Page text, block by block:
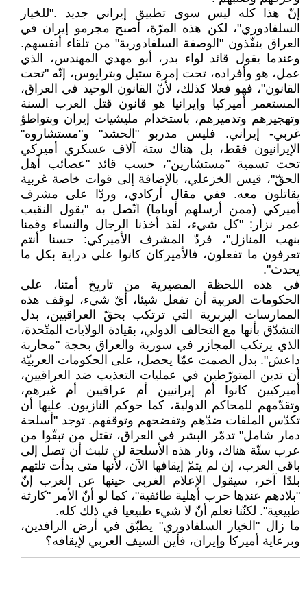
إنّ هذا كله ليس سوى تطبيق إيراني جديد ."للخيار
السلفادوري"، لكن هذه المرّة، أصبح مجرمو إيران في
العراق ينفّذون "الوصفة السلفادورية" من تلقاء أنفسهم.
وعندما يقول قائد لواء بدر، أبو مهدي المهندس، الذي
عمل، هو وأفراده، تحت إمرة ستيل وبترايوس، إنّه "تحت
القانون"، فهو فعلا كذلك، لأنّ القانون الوحيد في العراق،
المستعمر أميركيا وإيرانيا هو قانون قتل العرب السنة
وتهجيرهم وتدميرهم، باستخدام مليشيات إيران وبتواطؤ
غربي- إيراني. فليس مدربو "الحشد" و"مستشاروه"
الإيرانيون فقط، بل هناك ستة آلاف عسكري أميركي
تحت تسمية "مستشارين"، حسب قائد "عصائب أهل
الحقّ"، قيس الخزعلي، بالإضافة إلى قوات خاصة غربية
يقاتلون معه. ففي مقال أركادي، وردّا على مشرف
أميركي (ممن أرسلهم أوباما) اتّصل به "يقول النقيب
عمر نزار: "كل شيء، لقد أخذنا الرجال والنساء وقمنا
بنهب المنازل"، فردّ المشرف الأميركي: حسنا أنتم
تعرفون ما تفعلون، فالأميركان كانوا على دراية بكل ما
يحدث".
في هذه اللحظة المصيرية من تاريخ أمتنا، على
الحكومات العربية أن تفعل شيئا، أيّ شيء، لوقف هذه
الممارسات البربرية التي ترتكب بحقّ العراقيين، بدل
التشدّق بأنها مع التحالف الدولي، بقيادة الولايات المتّحدة،
الذي يرتكب المجازر في سورية والعراق بحجة "محاربة
داعش". بدل الصمت عمّا يحصل، على الحكومات العربيّة
أن تدين المتورّطين في عمليات التعذيب ضد العراقيين،
أميركيين كانوا أم إيرانيين أم عراقيين أم غيرهم،
وتقدّمهم للمحاكم الدولية، كما حوكم النازيون. عليها أن
تكدّس الملفات ضدّهم وتفضحهم وتوقفهم. توجد "أسلحة
دمار شامل" تدمّر البشر في العراق، تقتل من تبقّوا من
عرب سنّة هناك، ونار هذه الأسلحة لن تلبث أن تصل إلى
باقي العرب، إن لم يتمّ إيقافها الآن، لأنها متى بدأت تلتهم
بلدًا آخر، سيقول الإعلام الغربي حينها عن العرب إنّ
"بلادهم عندها حرب أهلية طائفية"، كما لو أنّ الأمر "كارثة
طبيعية". لكنّنا نعلم أنّ لا شيء طبيعيا في ذلك كله.
ما زال "الخيار السلفادوري" يطبّق في أرض الرافدين،
وبرعاية أميركا وإيران، فأين السيف العربي لإيقافه؟